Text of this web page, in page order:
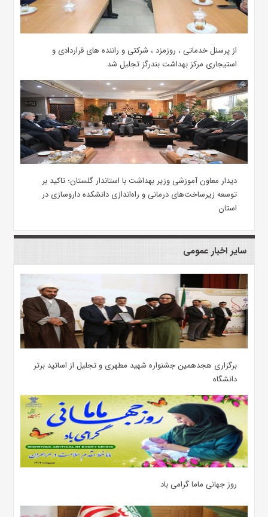
از پرسنل خدماتی ، روزمزد ، شرکتی و راننده های قراردادی و
استیجاری مرکز بهداشت بندرگز تجلیل شد
دیدار معاون آموزشی وزیر بهداشت با استاندار گلستان؛ تاکید بر
توسعه زیرساخت‌های درمانی و راه‌اندازی دانشکده داروسازی در
استان
سایر اخبار عمومی
برگزاری هجدهمین جشنواره شهید مطهری و تجلیل از اساتید برتر
دانشگاه
روز جهانی ماما گرامی باد